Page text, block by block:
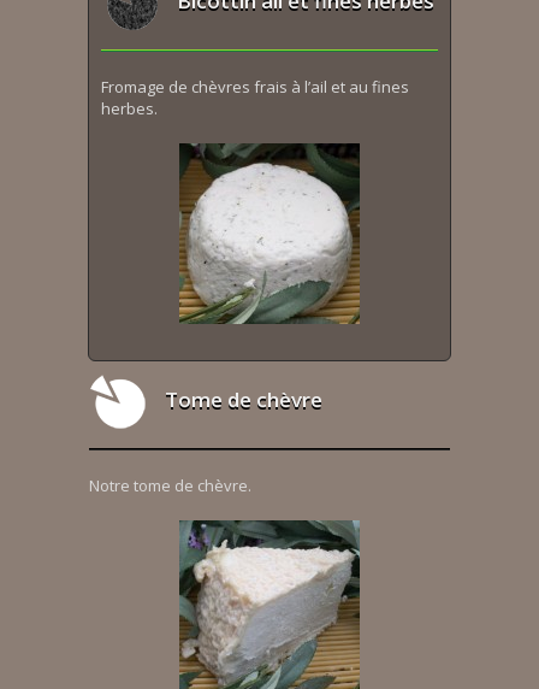
Fromage de chèvres frais à l’ail et au fines
herbes.
Tome de chèvre
Notre tome de chèvre.